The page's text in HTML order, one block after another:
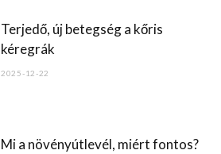
Terjedő, új betegség a kőris
kéregrák
2025-12-22
Mi a növényútlevél, miért fontos?